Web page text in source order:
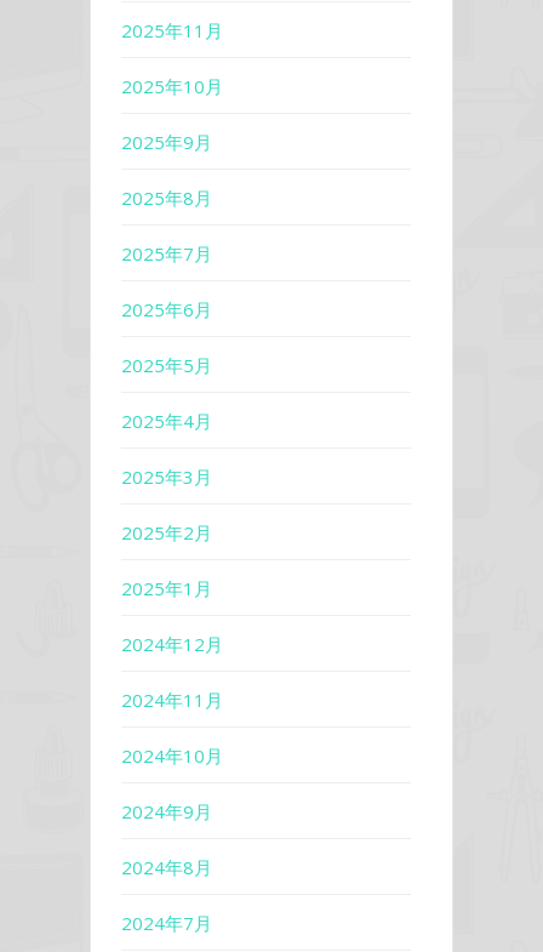
2025年11月
2025年10月
2025年9月
2025年8月
2025年7月
2025年6月
2025年5月
2025年4月
2025年3月
2025年2月
2025年1月
2024年12月
2024年11月
2024年10月
2024年9月
2024年8月
2024年7月